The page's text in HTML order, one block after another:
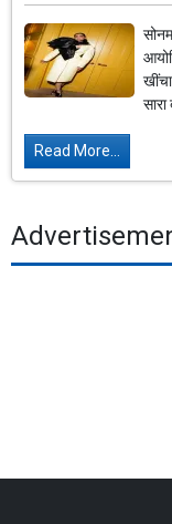
Read More...